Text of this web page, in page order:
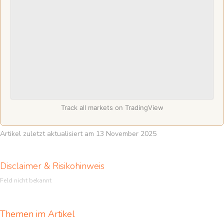
Track all markets on TradingView
Artikel zuletzt aktualisiert am 13 November 2025
Disclaimer & Risikohinweis
Feld nicht bekannt
Themen im Artikel